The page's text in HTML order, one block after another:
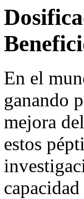
En el
ganando
mejora
estos